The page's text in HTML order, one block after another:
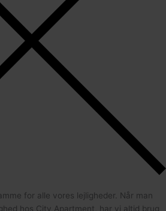
for alle vores lejligheder. Når man
hos City Apartment, har vi altid brug